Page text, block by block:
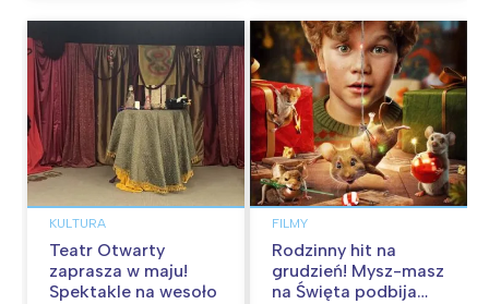
KULTURA
Teatr Otwarty
zaprasza w maju!
Spektakle na wesoło
FILMY
Rodzinny hit na
grudzień! Mysz-masz
na Święta podbija